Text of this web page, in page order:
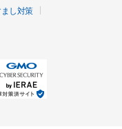
し対策